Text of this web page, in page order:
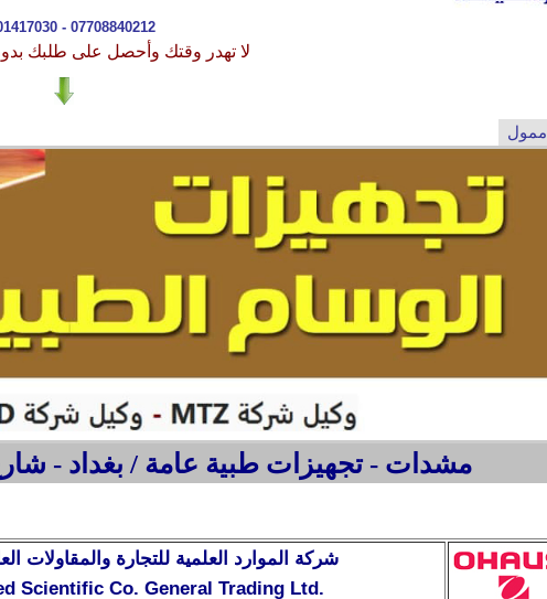
- 07708840212
لا تهدر وقتك وأحصل على طلبك
ممول
مشدات - تجهيزات طبية عامة / بغداد -
شركة الموارد العلمية للتجارة والمقاولات
Scientific Co. General Trading Ltd.